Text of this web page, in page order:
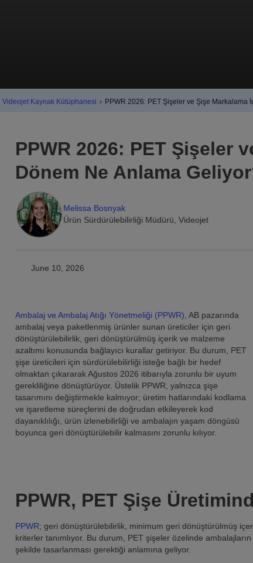
Videojet Kaynak Kütüphanesi › PPWR 2026: PET Şişeler ve Şişe Markalama
PPWR 2026: PET Şişeler
Dönem Ne Anlama
Melissa Bosnyak
Ürün Sürdürülebilirliği Müdürü, Videojet
June 10, 2026
Ambalaj ve Ambalaj Atığı Yönetmeliği (PPWR), AB pazarında
ambalaj veya paketlenmiş ürünler sunan üreticiler için geri
dönüştürülebilirlik, geri dönüştürülmüş içerik ve malzeme
azaltımı konusunda bağlayıcı kurallar getiriyor. Bu durum, PET
şişe üreticileri için sürdürülebilirliği isteğe bağlı bir hedef
olmaktan çıkararak Ağustos 2026 itibarıyla zorunlu bir uyum
gerekliliğine dönüştürüyor. Üstelik PPWR, yalnızca şişe
tasarımını değiştirmekle kalmıyor; üretim hatlarındaki kodlama
ve işaretleme süreçlerini de doğrudan etkileyerek kod
dayanıklılığı, ürün izlenebilirliği ve ambalajın yaşam döngüsü
boyunca geri dönüştürülebilir kalmasını zorunlu kılıyor.
PPWR, PET Şişe
PPWR; geri dönüştürülebilirlik, minimum geri dönüştürülmüş
kriterler tanımlıyor. Bu durum, PET şişeler özelinde
şekilde tasarlanması gerektiği anlamına geliyor.